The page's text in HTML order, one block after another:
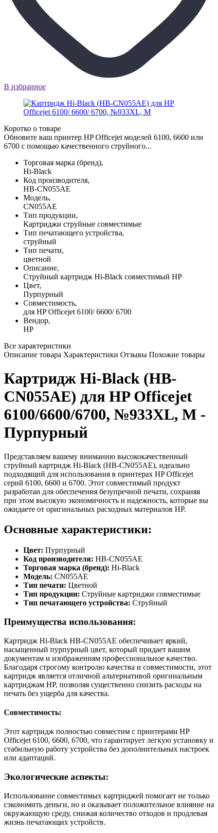
В избранное
Коротко о товаре
Обновите ваш принтер HP Officejet моделей 6100, 6600 или
6700 с помощью качественного струйного...
Торговая марка (бренд),
Hi-Black
Код производителя,
HB-CN055AE
Модель,
CN055AE
Тип продукции,
Картриджи струйные совместимые
Тип печатающего устройства,
струйный
Тип печати,
цветной
Описание,
Струйный картридж Hi-Black совместимый HP
Цвет,
Пурпурный
Совместимость,
для HP Officejet 6100/ 6600/ 6700
Вендор,
HP
Все характеристики
Описание товара Характеристики Отзывы Похожие товары
Картридж Hi-Black (HB-
CN055AE) для HP Officejet
6100/6600/6700, №933XL, M -
Пурпурный
Представляем вашему вниманию высококачественный
струйный картридж Hi-Black (HB-CN055AE), идеально
подходящий для использования в принтерах HP Officejet
серий 6100, 6600 и 6700. Этот совместимый продукт
разработан для обеспечения безупречной печати, сохраняя
при этом высокую экономичность и надежность, которые вы
ожидаете от оригинальных расходных материалов HP.
Основные характеристики:
Цвет: Пурпурный
Код производителя: HB-CN055AE
Торговая марка (бренд): Hi-Black
Модель: CN055AE
Тип печати: Цветной
Тип продукции: Струйные картриджи совместимые
Тип печатающего устройства: Струйный
Преимущества использования:
Картридж Hi-Black HB-CN055AE обеспечивает яркий,
насыщенный пурпурный цвет, который придает вашим
документам и изображениям профессиональное качество.
Благодаря строгому контролю качества и совместимости, этот
картридж является отличной альтернативой оригинальным
картриджам HP, позволяя существенно снизить расходы на
печать без ущерба для качества.
Совместимость:
Этот картридж полностью совместим с принтерами HP
Officejet 6100, 6600, 6700, что гарантирует легкую установку и
стабильную работу устройства без дополнительных настроек
или адаптаций.
Экологические аспекты:
Использование совместимых картриджей помогает не только
сэкономить деньги, но и оказывает положительное влияние на
окружающую среду, снижая количество отходов и продлевая
жизнь печатающих устройств.